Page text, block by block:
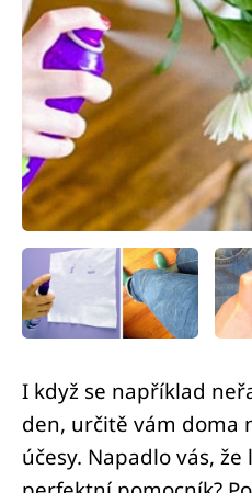
I když se například
den, určitě vám doma
účesy. Napadlo vás,